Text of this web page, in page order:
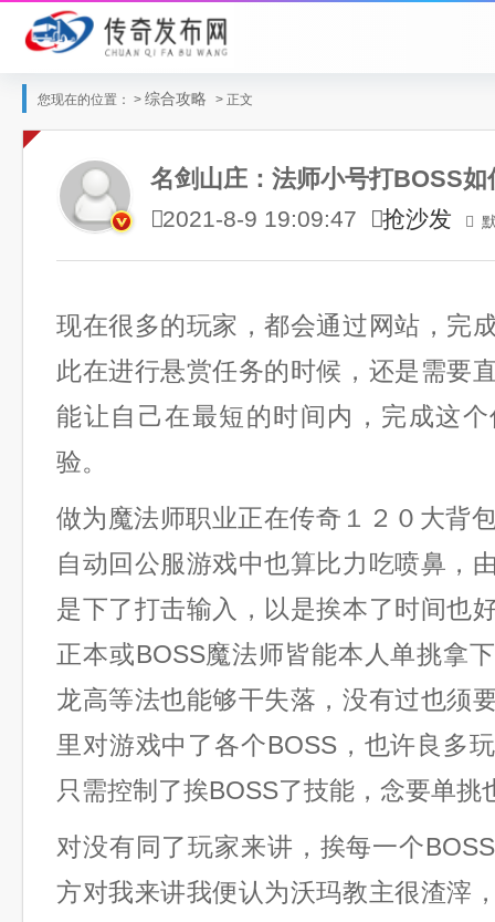
您现在的位置： > 综合攻略 > 正文
名剑山庄：法师小号打BOSS如
2021-8-9 19:09:47 抢沙发
现在很多的玩家，都会通过网站，完
此在进行悬赏任务的时候，还是需要
能让自己在最短的时间内，完成这
验。
做为魔法师职业正在传奇１２０大背
自动回公服游戏中也算比力吃喷鼻，
是下了打击输入，以是挨本了时间也
正本或BOSS魔法师皆能本人单挑拿
龙高等法也能够干失落，没有过也须
里对游戏中了各个BOSS，也许良多
只需控制了挨BOSS了技能，念要单挑
对没有同了玩家来讲，挨每一个
方对我来讲我便认为沃玛教主很渣滓